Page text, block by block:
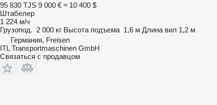
95 830 TJS 9 000 € ≈ 10 400 $
Штабелер
1 224 м/ч
Грузопод. 2 000 кг Высота подъема 1,6 м Длина вил 1,2 м
Германия, Freisen
ITL Transportmaschinen GmbH
Связаться с продавцом